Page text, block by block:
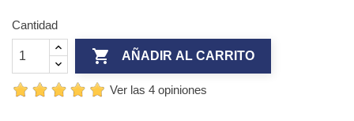
Cantidad
 AÑADIR AL CARRITO
Ver las 4 opiniones